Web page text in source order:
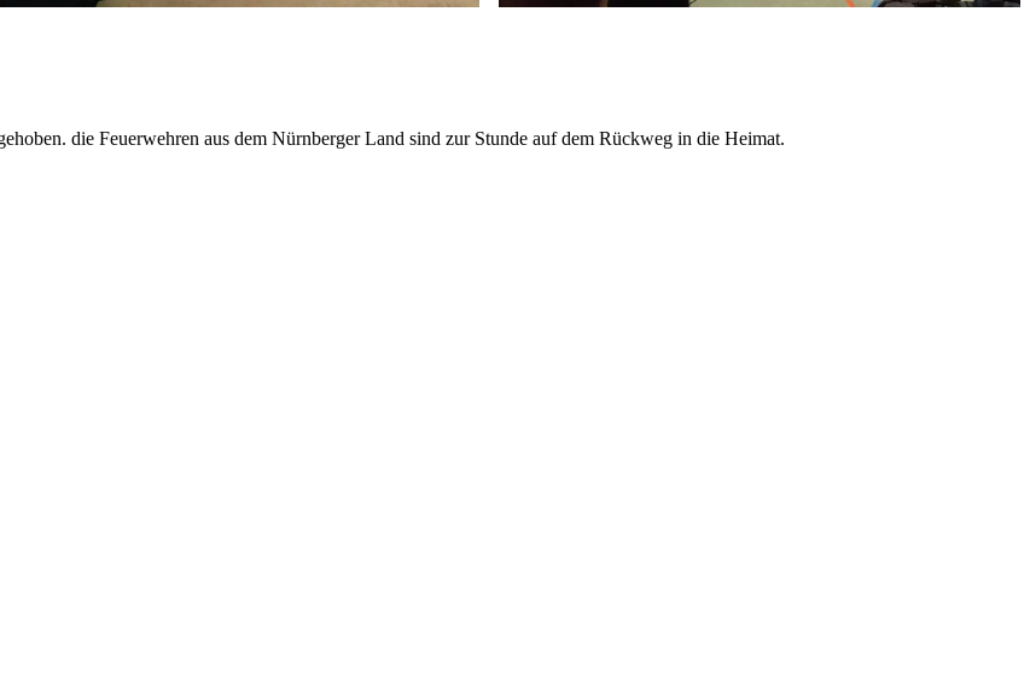
die Feuerwehren aus dem Nürnberger Land sind zur Stunde auf dem Rückweg in die Heimat.